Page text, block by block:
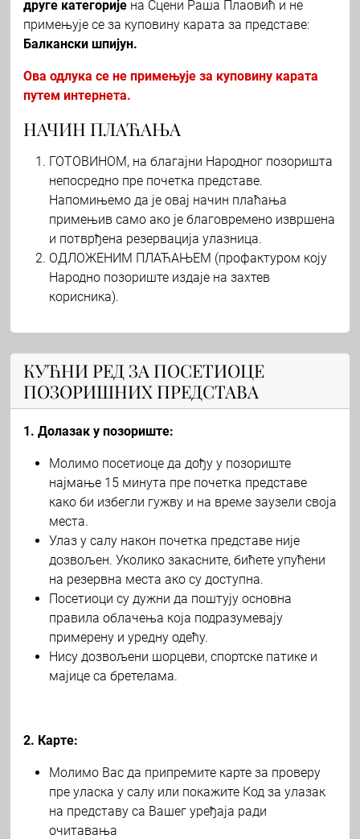
друге категорије на Сцени Раша Плаовић и не
примењује се за куповину карата за представе:
Балкански шпијун.
Ова одлука се не примењује за куповину карата
путем интернета.
НАЧИН ПЛАЋАЊА
ГОТОВИНОМ, на благајни Народног позоришта
непосредно пре почетка представе.
Напомињемо да је овај начин плаћања
примењив само ако је благовремено извршена
и потврђена резервација улазница.
ОДЛОЖЕНИМ ПЛАЋАЊЕМ (профактуром коју
Народно позориште издаје на захтев
корисника).
КУЋНИ РЕД ЗА ПОСЕТИОЦЕ
ПОЗОРИШНИХ ПРЕДСТАВА
1. Долазак у позориште:
Молимо посетиоце да дођу у позориште
најмање 15 минута пре почетка представе
како би избегли гужву и на време заузели своја
места.
Улаз у салу након почетка представе није
дозвољен. Уколико закасните, бићете упућени
на резервна места ако су доступна.
Посетиоци су дужни да поштују основна
правила облачења која подразумевају
примерену и уредну одећу.
Нису дозвољени шорцеви, спортске патике и
мајице са бретелама.
2. Карте:
Молимо Вас да припремите карте за проверу
пре уласка у салу или покажите Код за улазак
на представу са Вашег уређаја ради
очитавања